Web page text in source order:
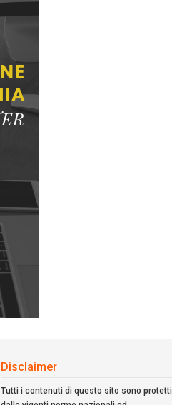
Disclaimer
Tutti i contenuti di questo sito sono protetti